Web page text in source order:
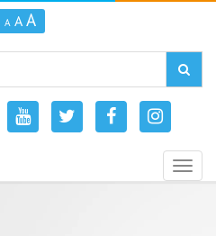
A A A